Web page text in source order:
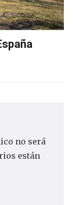
no será
están